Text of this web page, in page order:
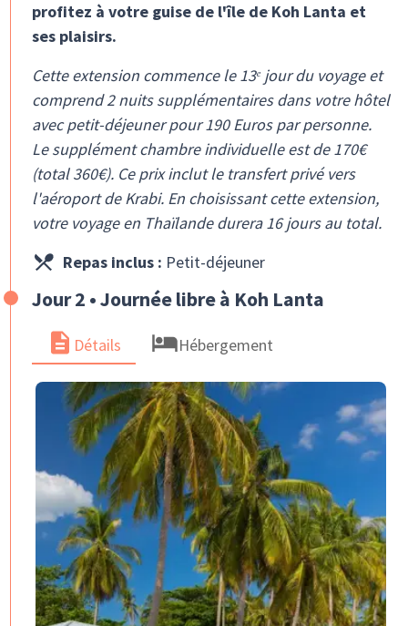
profitez à votre guise de l'île de Koh Lanta et
ses plaisirs.
Cette extension commence le 13ᵉ jour du voyage et
comprend 2 nuits supplémentaires dans votre hôtel
avec petit-déjeuner pour 190 Euros par personne.
Le supplément chambre individuelle est de 170€
(total 360€). Ce prix inclut le transfert privé vers
l'aéroport de Krabi. En choisissant cette extension,
votre voyage en Thaïlande durera 16 jours au total.
Repas inclus : Petit-déjeuner
Jour 2 • Journée libre à Koh Lanta
Détails Hébergement